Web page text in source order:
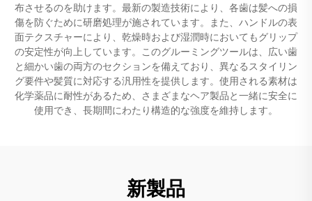
布させるのを助けます。最新の製造技術により、各歯は髪への損
傷を防ぐために研磨処理が施されています。また、ハンドルの表
面テクスチャーにより、乾燥時および湿潤時においてもグリップ
の安定性が向上しています。このグルーミングツールは、広い歯
と細かい歯の両方のセクションを備えており、異なるスタイリン
グ要件や髪質に対応する汎用性を提供します。使用される素材は
化学薬品に耐性があるため、さまざまなヘア製品と一緒に安全に
使用でき、長期間にわたり構造的な強度を維持します。
新製品